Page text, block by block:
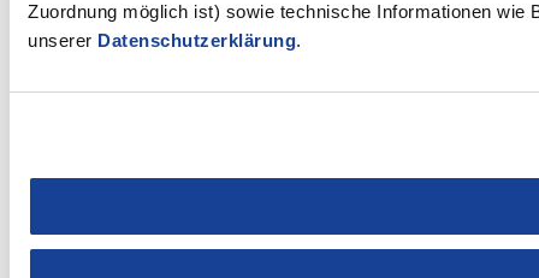
Zuordnung möglich ist) sowie technische Informationen wie
unserer Datenschutzerklärung.